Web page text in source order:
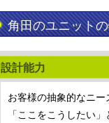
角田のユニット
設計能力
お客様の抽象的なニー
「ここをこうしたい